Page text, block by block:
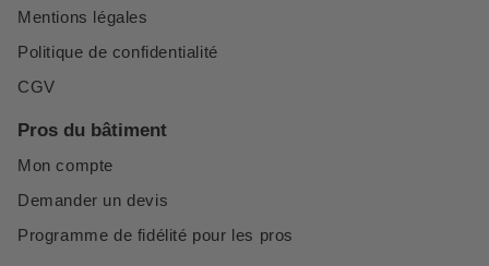
Mentions légales
Politique de confidentialité
CGV
Pros du bâtiment
Mon compte
Demander un devis
Programme de fidélité pour les pros